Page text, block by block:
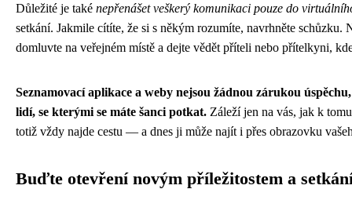
Důležité je také nepřenášet veškerý komunikaci pouze do
setkání. Jakmile cítíte, že si s někým rozumíte, navrhněte
domluvte na veřejném místě a dejte vědět příteli nebo přítelkyni,
Seznamovací aplikace a weby nejsou žádnou zárukou
lidí, se kterými se máte šanci potkat. Záleží jen na vás, jak k
totiž vždy najde cestu — a dnes ji může najít i přes obrazovku
Buďte otevření novým příležitostem a